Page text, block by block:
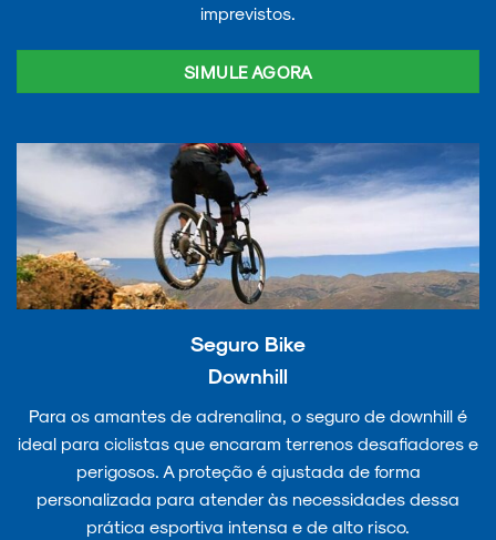
imprevistos.
SIMULE AGORA
Seguro Bike
Downhill
Para os amantes de adrenalina, o seguro de downhill é
ideal para ciclistas que encaram terrenos desafiadores e
perigosos. A proteção é ajustada de forma
personalizada para atender às necessidades dessa
prática esportiva intensa e de alto risco.